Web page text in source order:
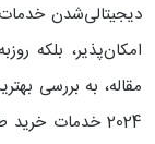
دیجیتالی‌شدن
امکان‌پذیر، بلکه
مقاله، به بررسی
2024 خدمات